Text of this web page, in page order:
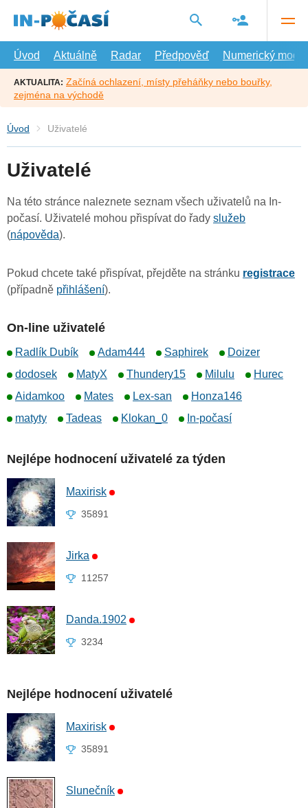
hlavní
Úvod
Aktuálně Radar Předpověď Numerický model
AKTUALITA: Začíná ochlazení, místy přeháňky nebo bouřky,
zejména na východě
Úvod Uživatelé
Uživatelé
Na této stránce naleznete seznam všech uživatelů na In-
počasí. Uživatelé mohou přispívat do řady služeb
(nápověda).
Pokud chcete také přispívat, přejděte na stránku registrace
(případně přihlášení).
On-line uživatelé
Radlík Dubík Adam444 Saphirek
Doizer
dodosek
MatyX Thundery15 Milulu
Hurec
Aidamkoo
Mates Lex-san
Honza146
matyty
Tadeas Klokan_0 In-počasí
Nejlépe hodnocení uživatelé za týden
Maxirisk
35891
Jirka
11257
Danda.1902
3234
Nejlépe hodnocení uživatelé
Maxirisk
35891
Slunečník